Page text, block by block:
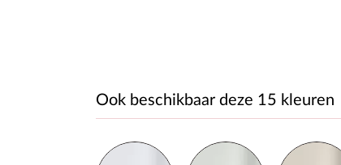
Ook beschikbaar deze 15 kleuren